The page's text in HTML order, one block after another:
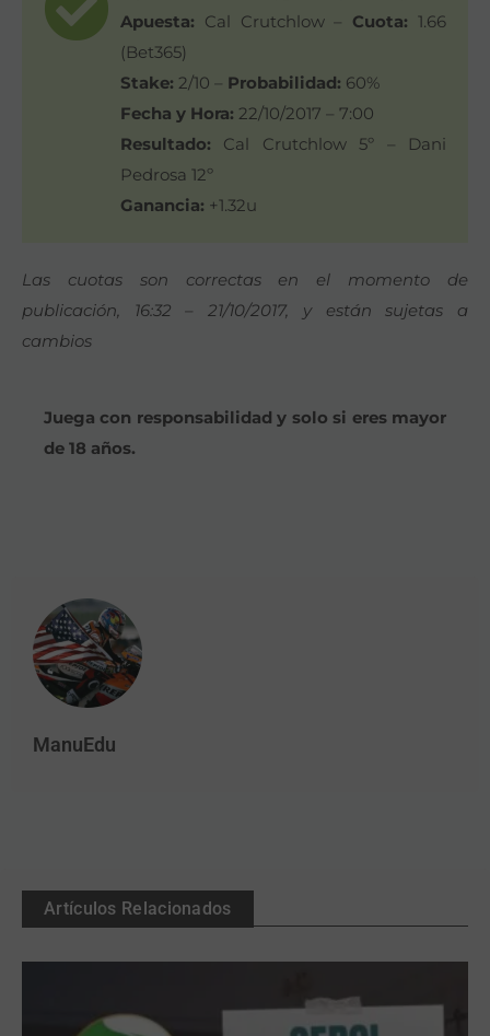
Apuesta: Cal Crutchlow – Cuota: 1.66
(Bet365)
Stake: 2/10 – Probabilidad: 60%
Fecha y Hora: 22/10/2017 – 7:00
Resultado: Cal Crutchlow 5º – Dani
Pedrosa 12º
Ganancia: +1.32u
Las cuotas son correctas en el momento de
publicación, 16:32 – 21/10/2017, y están sujetas a
cambios
Juega con responsabilidad y solo si eres mayor
de 18 años.
ManuEdu
Artículos Relacionados